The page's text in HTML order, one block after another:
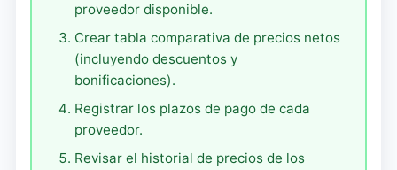
proveedor disponible.
Crear tabla comparativa de precios netos
(incluyendo descuentos y
bonificaciones).
Registrar los plazos de pago de cada
proveedor.
Revisar el historial de precios de los